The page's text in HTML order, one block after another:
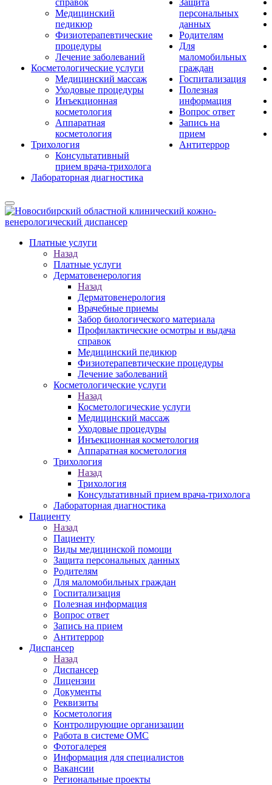
справок
Медицинский
педикюр
Физиотерапевтические
процедуры
Лечение заболеваний
Косметологические услуги
Медицинский массаж
Уходовые процедуры
Инъекционная
косметология
Аппаратная
косметология
Трихология
Консультативный
прием врача-трихолога
Лабораторная диагностика
Защита
персональных
данных
Родителям
Для
маломобильных
граждан
Госпитализация
Полезная
информация
Вопрос ответ
Запись на
прием
Антитеррор
Платные услуги
Назад
Платные услуги
Дерматовенерология
Назад
Дерматовенерология
Врачебные приемы
Забор биологического материала
Профилактические осмотры и выдача
справок
Медицинский педикюр
Физиотерапевтические процедуры
Лечение заболеваний
Косметологические услуги
Назад
Косметологические услуги
Медицинский массаж
Уходовые процедуры
Инъекционная косметология
Аппаратная косметология
Трихология
Назад
Трихология
Консультативный прием врача-трихолога
Лабораторная диагностика
Пациенту
Назад
Пациенту
Виды медицинской помощи
Защита персональных данных
Родителям
Для маломобильных граждан
Госпитализация
Полезная информация
Вопрос ответ
Запись на прием
Антитеррор
Диспансер
Назад
Диспансер
Лицензии
Документы
Реквизиты
Косметология
Контролирующие организации
Работа в системе ОМС
Фотогалерея
Информация для специалистов
Вакансии
Региональные проекты